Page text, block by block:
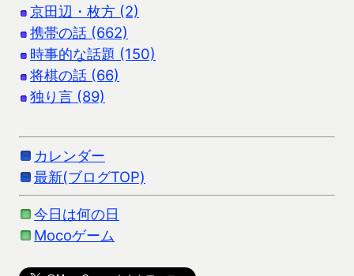
京田辺・枚方 (2)
携帯の話 (662)
時事的な話題 (150)
将棋の話 (66)
独り言 (89)
カレンダー
最新(ブログTOP)
今日は何の日
Mocoゲーム